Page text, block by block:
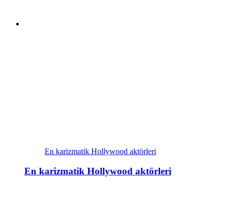
En karizmatik Hollywood aktörleri
En karizmatik Hollywood aktörleri